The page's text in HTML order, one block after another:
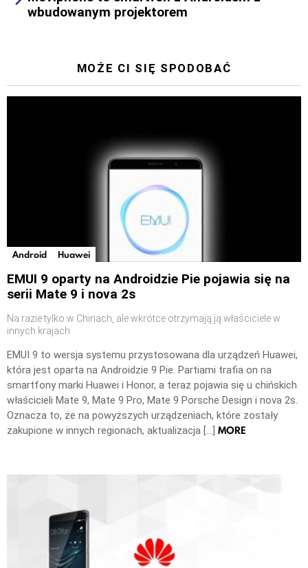
wbudowanym projektorem
MOŻE CI SIĘ SPODOBAĆ
Android Huawei
EMUI 9 oparty na Androidzie Pie pojawia się na
serii Mate 9 i nova 2s
Na razie tylko w Chinach, ale wkrótce otrzymają ją właściciele w
innych krajach
EMUI 9 to wersja systemu przystosowana dla urządzeń Huawei,
która jest oparta na Androidzie 9 Pie. Partiami trafia on na
smartfony marki Huawei i Honor, a teraz pojawia się u chińskich
właścicieli Mate 9, Mate 9 Pro, Mate 9 Porsche Design i nova 2s.
Oznacza to, że na powyższych urządzeniach, które zostały
zakupione w innych regionach, aktualizacja […] MORE